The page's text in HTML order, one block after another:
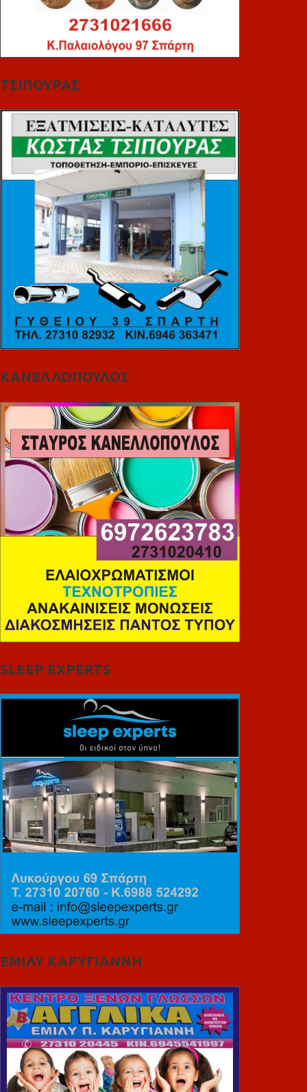
ΤΣΙΠΟΥΡΑΣ
ΚΑΝΕΛΛΟΠΟΥΛΟΣ
SLEEP EXPERTS
ΕΜΙΛΥ ΚΑΡΥΓΙΑΝΝΗ